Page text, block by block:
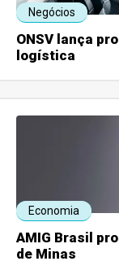
Negócios
ONSV lança
logística
Economia
AMIG Brasil
de Minas